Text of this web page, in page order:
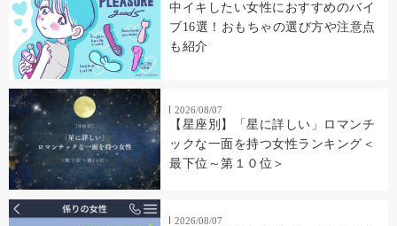
中イキしたい女性におすすめのバイ
ブ16選！おもちゃの選び方や注意点
も紹介
2026/08/07
【星座別】「星に詳しい」ロマンチ
ックな一面を持つ女性ランキング＜
最下位～第１０位＞
2026/08/07